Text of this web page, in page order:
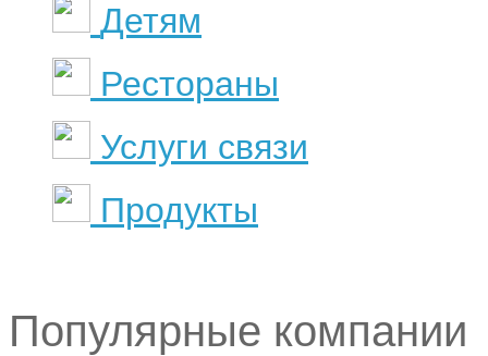
Детям
Рестораны
Услуги связи
Продукты
Популярные компании